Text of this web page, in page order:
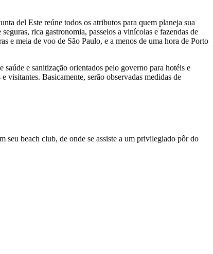
del Este reúne todos os atributos para quem planeja sua
rica gastronomia, passeios a vinícolas e fazendas de
e meia de voo de São Paulo, e a menos de uma hora de Porto
e sanitização orientados pelo governo para hotéis e
visitantes. Basicamente, serão observadas medidas de
seu beach club, de onde se assiste a um privilegiado pôr do